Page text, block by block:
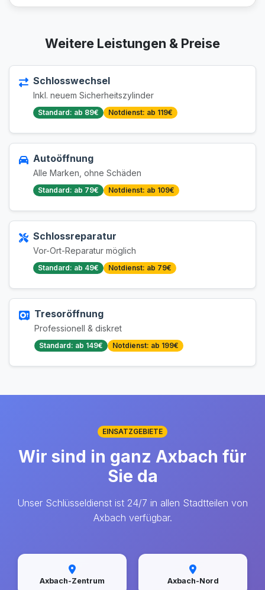
Weitere Leistungen & Preise
Schlosswechsel
Inkl. neuem Sicherheitszylinder
Standard: ab 89€ Notdienst: ab 119€
Autoöffnung
Alle Marken, ohne Schäden
Standard: ab 79€ Notdienst: ab 109€
Schlossreparatur
Vor-Ort-Reparatur möglich
Standard: ab 49€ Notdienst: ab 79€
Tresoröffnung
Professionell & diskret
Standard: ab 149€ Notdienst: ab 199€
EINSATZGEBIETE
Wir sind in ganz Axbach für
Sie da
Unser Schlüsseldienst ist 24/7 in allen Stadtteilen von
Axbach verfügbar.
Axbach-Zentrum Axbach-Nord